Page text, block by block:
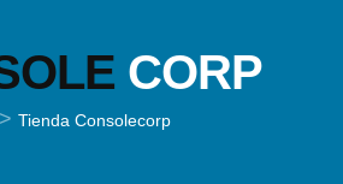
CORP
> Tienda Consolecorp